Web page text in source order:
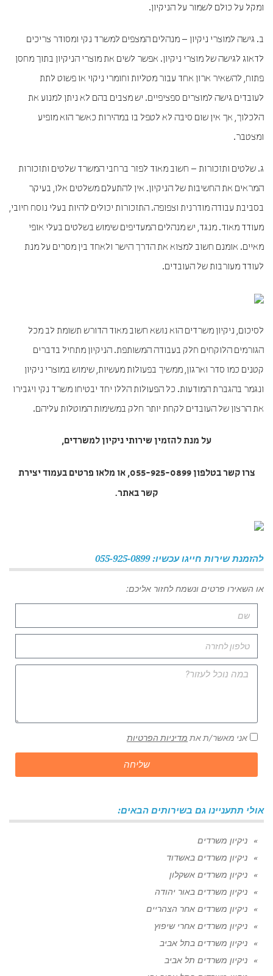
ומקל על כולם לשמור על הניקיון.
ב. גישה למוצרי ניקיון – מנהלים המצפים למשרד נקי ומסודר צריכים
לדאוג לגישה של מוצרי ניקיון. אפשר לשים את מוצרי הניקיון בתוך מחסן
פתוח, להשאיר ארון אחד עבור מטליות וחומרי ניקוי או פשוט לתת
לעובדים גישה למוצרים ספציפיים. יש מצבים בהם לא ניתן למנוע את
הלכלוך, אך אין שום סיבה לא לטפל בו במהירות כאשר הוא מופיע
ומצטבר.
ג. שלטים ותזכורות – חשוב מאוד לפזר ברחבי המשרד שלטים ותזכורות
המראים את החשיבות של הניקיון. אין להתעלם משלטים אלו, בעיקר
בסביבת עבודה מודרנית וצפופה. התזכורות יכולים להיות בעלי נוסח חיובי,
מעודד מאוד. מנגד, יש מנהלים המעדיפים שימוש בשלטים בעלי אופי
מאיים. אומנם חשוב למצוא את הדרך הישר ולאחד בין מסרים על מנת
לעודד מעורבות של העובדים.
לסיכום, ניקיון משרדים הוא נושא חשוב מאוד הדורש תשומת לב מכל
הגורמים הלוקחים חלק בעבודה המשותפת. הניקיון מתחיל בדברים
קטנים כמו סדר וארגון, ממשיך בפעולות מעשיות, שימוש במוצרי ניקיון
ונגמר בהגברת המודעות. כל הפעולות הללו יחד יבטיחו משרד נקי ויגבירו
את הרצון של העובדים לקחת יותר חלק במשימות המוטלות עליהם.
על מנת להזמין שירותי ניקיון למשרדים,
צרו קשר בטלפון 055-925-0899, או מלאו פרטים בעמוד יצירת
קשר באתר.
להזמנת שירות חייגו עכשיו: 055-925-0899
או השאירו פרטים ונשמח לחזור אליכם:
אני מאשר/ת אתמדיניות הפרטיות
שליחה
אולי תתעניינו גם בשירותים הבאים:
ניקיון משרדים
ניקיון משרדים באשדוד
ניקיון משרדים אשקלון
ניקיון משרדים באור יהודה
ניקיון משרדים אחר הצהריים
ניקיון משרדים אחרי שיפוץ
ניקיון משרדים בתל אביב
ניקיון משרדים תל אביב